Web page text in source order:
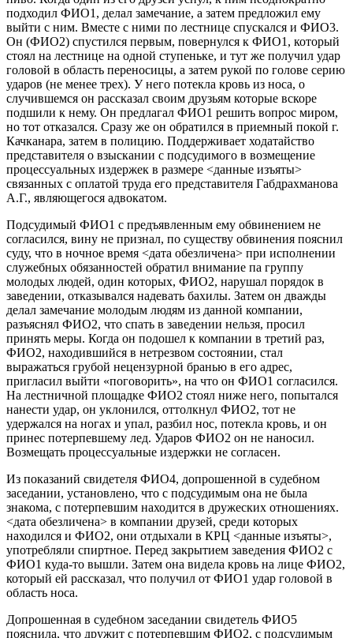
подходил ФИО1, делал замечание, а затем предложил ему
выйти с ним. Вместе с ними по лестнице спускался и ФИО3.
Он (ФИО2) спустился первым, повернулся к ФИО1, который
стоял на лестнице на одной ступеньке, и тут же получил удар
головой в область переносицы, а затем рукой по голове серию
ударов (не менее трех). У него потекла кровь из носа, о
случившемся он рассказал своим друзьям которые вскоре
подшили к нему. Он предлагал ФИО1 решить вопрос миром,
но тот отказался. Сразу же он обратился в приемный покой г.
Качканара, затем в полицию. Поддерживает ходатайство
представителя о взыскании с подсудимого в возмещение
процессуальных издержек в размере <данные изъяты>
связанных с оплатой труда его представителя Габдрахманова
А.Г., являющегося адвокатом.
Подсудимый ФИО1 с предъявленным ему обвинением не
согласился, вину не признал, по существу обвинения пояснил
суду, что в ночное время <дата обезличена> при исполнении
служебных обязанностей обратил внимание па группу
молодых людей, один которых, ФИО2, нарушал порядок в
заведении, отказывался надевать бахилы. Затем он дважды
делал замечание молодым людям из данной компании,
разъяснял ФИО2, что спать в заведении нельзя, просил
принять меры. Когда он подошел к компании в третий раз,
ФИО2, находившийся в нетрезвом состоянии, стал
выражаться грубой нецензурной бранью в его адрес,
пригласил выйти «поговорить», на что он ФИО1 согласился.
На лестничной площадке ФИО2 стоял ниже него, попытался
нанести удар, он уклонился, оттолкнул ФИО2, тот не
удержался на ногах и упал, разбил нос, потекла кровь, и он
принес потерпевшему лед. Ударов ФИО2 он не наносил.
Возмещать процессуальные издержки не согласен.
Из показаний свидетеля ФИО4, допрошенной в судебном
заседании, установлено, что с подсудимым она не была
знакома, с потерпевшим находится в дружеских отношениях.
<дата обезличена> в компании друзей, среди которых
находился и ФИО2, они отдыхали в КРЦ <данные изъяты>,
употребляли спиртное. Перед закрытием заведения ФИО2 с
ФИО1 куда-то вышли. Затем она видела кровь на лице ФИО2,
который ей рассказал, что получил от ФИО1 удар головой в
область носа.
Допрошенная в судебном заседании свидетель ФИО5
пояснила, что дружит с потерпевшим ФИО2, с подсудимым